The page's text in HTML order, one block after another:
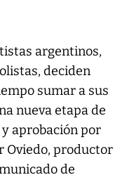
argentinos,
deciden
sumar a sus
nueva etapa de
aprobación por
Oviedo, productor
de